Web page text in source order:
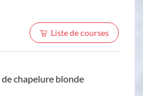
Liste de courses
de chapelure blonde